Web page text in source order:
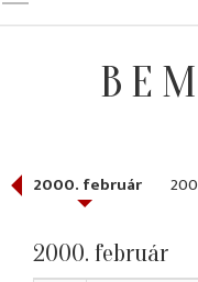
2000. február
2000. február